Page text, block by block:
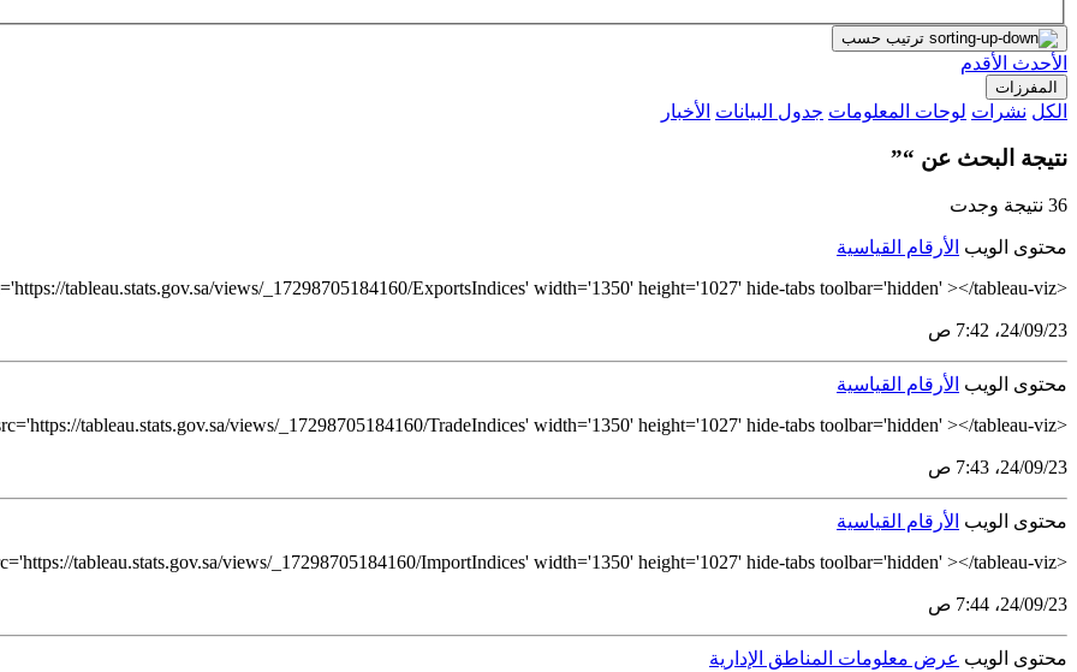
ترتيب حسب
الأحدث الأقدم
المفرزات
الكل نشرات لوحات المعلومات جدول البيانات الأخبار
نتيجة البحث عن “”
36 نتيجة وجدت
محتوى الويب الأرقام القياسية
<tableau-viz id='tableau-viz' src='https://tableau.stats.gov.sa/views/_17298705184160/ExportsIndices' width='1350' height='1027' hide-tabs toolbar='hidden' ></tableau-viz>
23‏/09‏/24، 7:42 ص
محتوى الويب الأرقام القياسية
<tableau-viz id='tableau-viz' src='https://tableau.stats.gov.sa/views/_17298705184160/TradeIndices' width='1350' height='1027' hide-tabs toolbar='hidden' ></tableau-viz>
23‏/09‏/24، 7:43 ص
محتوى الويب الأرقام القياسية
<tableau-viz id='tableau-viz' src='https://tableau.stats.gov.sa/views/_17298705184160/ImportIndices' width='1350' height='1027' hide-tabs toolbar='hidden' ></tableau-viz>
23‏/09‏/24، 7:44 ص
محتوى الويب عرض معلومات المناطق الإدارية